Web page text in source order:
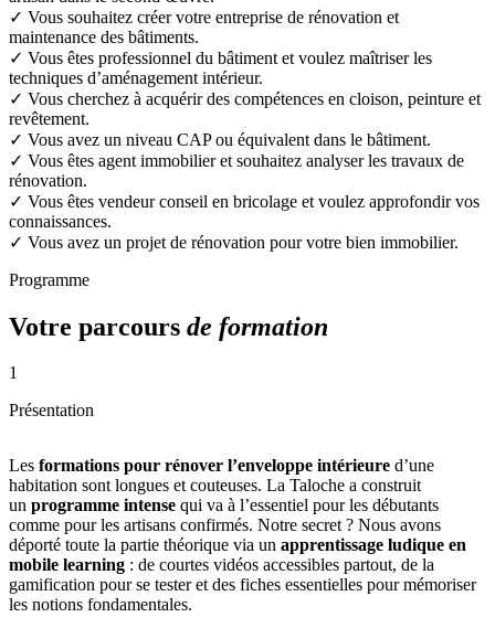
✓ Vous souhaitez créer votre entreprise de rénovation et
maintenance des bâtiments.
✓ Vous êtes professionnel du bâtiment et voulez maîtriser les
techniques d’aménagement intérieur.
✓ Vous cherchez à acquérir des compétences en cloison, peinture et
revêtement.
✓ Vous avez un niveau CAP ou équivalent dans le bâtiment.
✓ Vous êtes agent immobilier et souhaitez analyser les travaux de
rénovation.
✓ Vous êtes vendeur conseil en bricolage et voulez approfondir vos
connaissances.
✓ Vous avez un projet de rénovation pour votre bien immobilier.
Programme
Votre parcours de formation
1
Présentation
Les formations pour rénover l’enveloppe intérieure d’une
habitation sont longues et couteuses. La Taloche a construit
un programme intense qui va à l’essentiel pour les débutants
comme pour les artisans confirmés. Notre secret ? Nous avons
déporté toute la partie théorique via un apprentissage ludique en
mobile learning : de courtes vidéos accessibles partout, de la
gamification pour se tester et des fiches essentielles pour mémoriser
les notions fondamentales.